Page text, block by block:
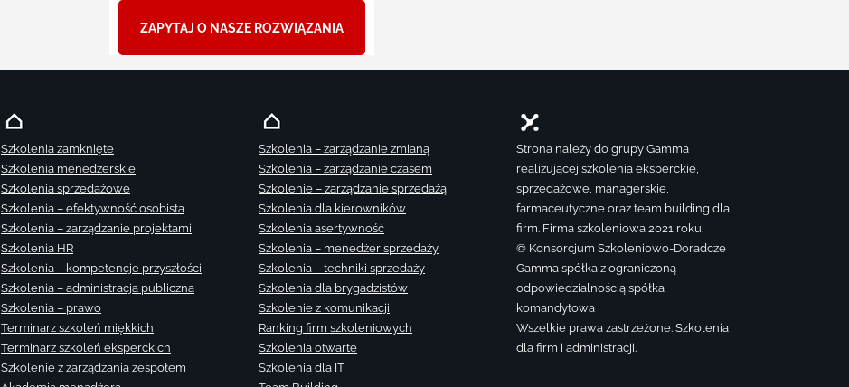
ZAPYTAJ O NASZE ROZWIĄZANIA
Szkolenia zamknięte
Szkolenia menedżerskie
Szkolenia sprzedażowe
Szkolenia – efektywność osobista
Szkolenia – zarządzanie projektami
Szkolenia HR
Szkolenia – kompetencje przyszłości
Szkolenia – administracja publiczna
Szkolenia – prawo
Terminarz szkoleń miękkich
Terminarz szkoleń eksperckich
Szkolenie z zarządzania zespołem
Szkolenia – zarządzanie zmianą
Szkolenia – zarządzanie czasem
Szkolenie – zarządzanie sprzedażą
Szkolenia dla kierowników
Szkolenia asertywność
Szkolenia – menedżer sprzedaży
Szkolenia – techniki sprzedaży
Szkolenia dla brygadzistów
Szkolenie z komunikacji
Ranking firm szkoleniowych
Szkolenia otwarte
Szkolenia dla IT
Strona należy do grupy Gamma
realizującej szkolenia eksperckie,
sprzedażowe, managerskie,
farmaceutyczne oraz team building dla
firm. Firma szkoleniowa 2021 roku.
© Konsorcjum Szkoleniowo-Doradcze
Gamma spółka z ograniczoną
odpowiedzialnością spółka
komandytowa
Wszelkie prawa zastrzeżone. Szkolenia
dla firm i administracji.